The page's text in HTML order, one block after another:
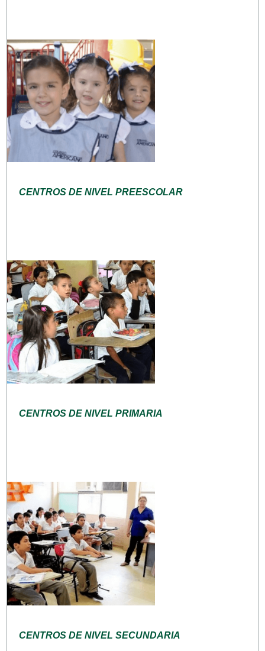
CENTROS DE NIVEL PREESCOLAR
CENTROS DE NIVEL PRIMARIA
CENTROS DE NIVEL SECUNDARIA